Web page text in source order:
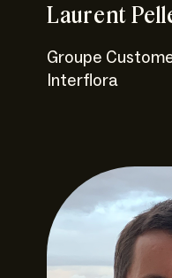
Laurent
Groupe
Interflora